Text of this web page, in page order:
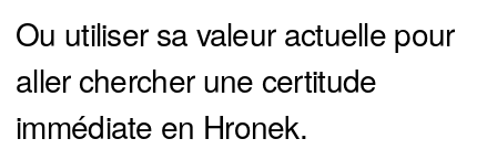
Ou utiliser sa valeur actuelle pour
aller chercher une certitude
immédiate en Hronek.